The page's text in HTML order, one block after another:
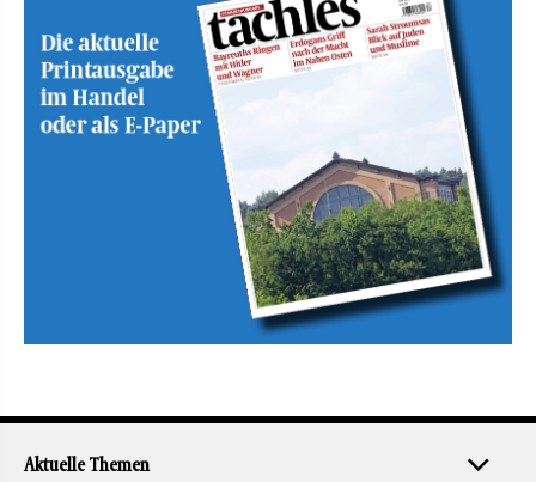
Aktuelle Themen